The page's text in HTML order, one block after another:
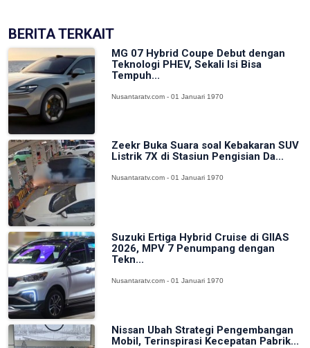
BERITA TERKAIT
MG 07 Hybrid Coupe Debut dengan
Teknologi PHEV, Sekali Isi Bisa
Tempuh...
Nusantaratv.com - 01 Januari 1970
Zeekr Buka Suara soal Kebakaran SUV
Listrik 7X di Stasiun Pengisian Da...
Nusantaratv.com - 01 Januari 1970
Suzuki Ertiga Hybrid Cruise di GIIAS
2026, MPV 7 Penumpang dengan
Tekn...
Nusantaratv.com - 01 Januari 1970
Nissan Ubah Strategi Pengembangan
Mobil, Terinspirasi Kecepatan Pabrik...